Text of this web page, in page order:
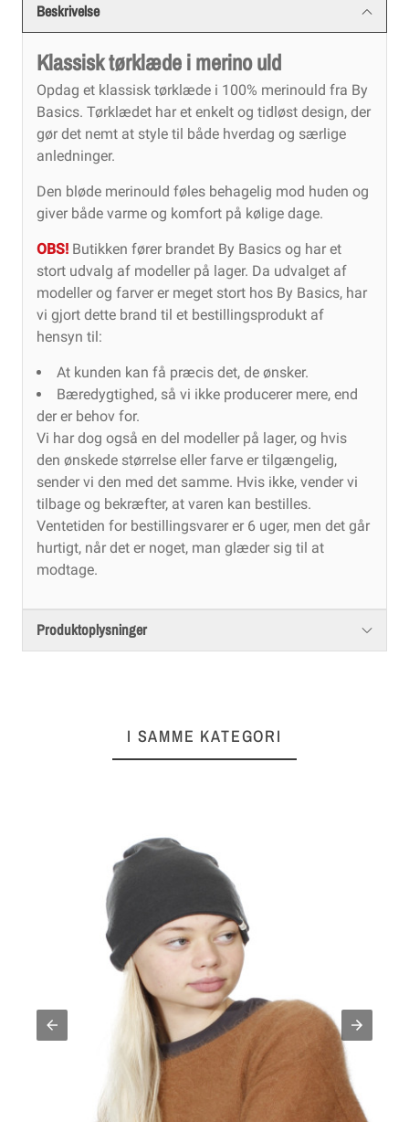
Beskrivelse
Klassisk tørklæde i merino uld
Opdag et klassisk tørklæde i 100% merinould fra By
Basics. Tørklædet har et enkelt og tidløst design, der
gør det nemt at style til både hverdag og særlige
anledninger.
Den bløde merinould føles behagelig mod huden og
giver både varme og komfort på kølige dage.
OBS! Butikken fører brandet By Basics og har et
stort udvalg af modeller på lager. Da udvalget af
modeller og farver er meget stort hos By Basics, har
vi gjort dette brand til et bestillingsprodukt af
hensyn til:
At kunden kan få præcis det, de ønsker.
Bæredygtighed, så vi ikke producerer mere, end
der er behov for.
Vi har dog også en del modeller på lager, og hvis
den ønskede størrelse eller farve er tilgængelig,
sender vi den med det samme. Hvis ikke, vender vi
tilbage og bekræfter, at varen kan bestilles.
Ventetiden for bestillingsvarer er 6 uger, men det går
hurtigt, når det er noget, man glæder sig til at
modtage.
Produktoplysninger
I SAMME KATEGORI